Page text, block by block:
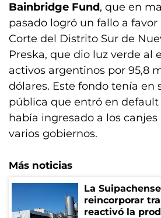
Bainbridge Fund, que en
pasado logró un fallo a favor
Corte del Distrito Sur de
Preska, que dio luz verde al
activos argentinos por 95,8
dólares. Este fondo tenía en
pública que entró en default
había ingresado a los
varios gobiernos.
Más noticias
La
reincorporar
reactivó la